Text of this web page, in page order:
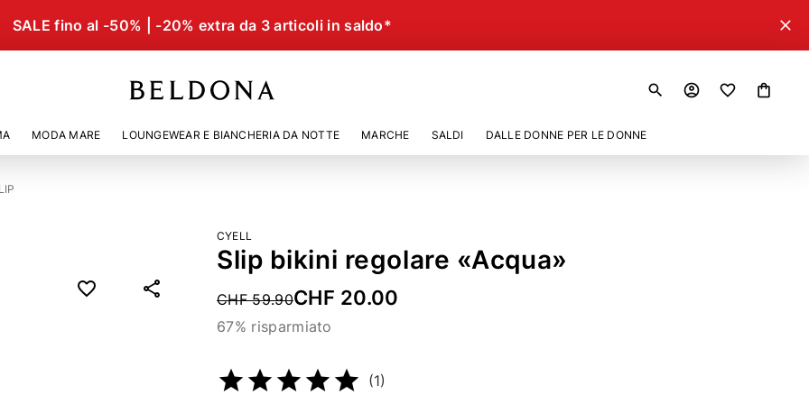
SALE fino al -50% | -20% extra da 3 articoli in saldo* close
search account_circle shopping_bag
MODA MARE LOUNGEWEAR E BIANCHERIA DA NOTTE MARCHE SALDI DALLE DONNE PER LE DONNE
CYELL
Slip bikini regolare «Acqua»
Price reduced from
CHF 59.90CHF 20.00
67% risparmiato
(1)